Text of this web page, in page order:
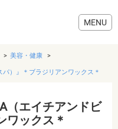
美容・健康
）』＊ブラジリアンワックス＊
（エイチアンドビ
ワックス＊